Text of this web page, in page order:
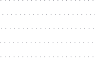
трещины.
поверхности.